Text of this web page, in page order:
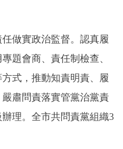
做實政治監督。認真履
題會商、責任制檢查、
式，推動知責明責、履
肅問責落實管黨治黨責
理。全市共問責黨組織3